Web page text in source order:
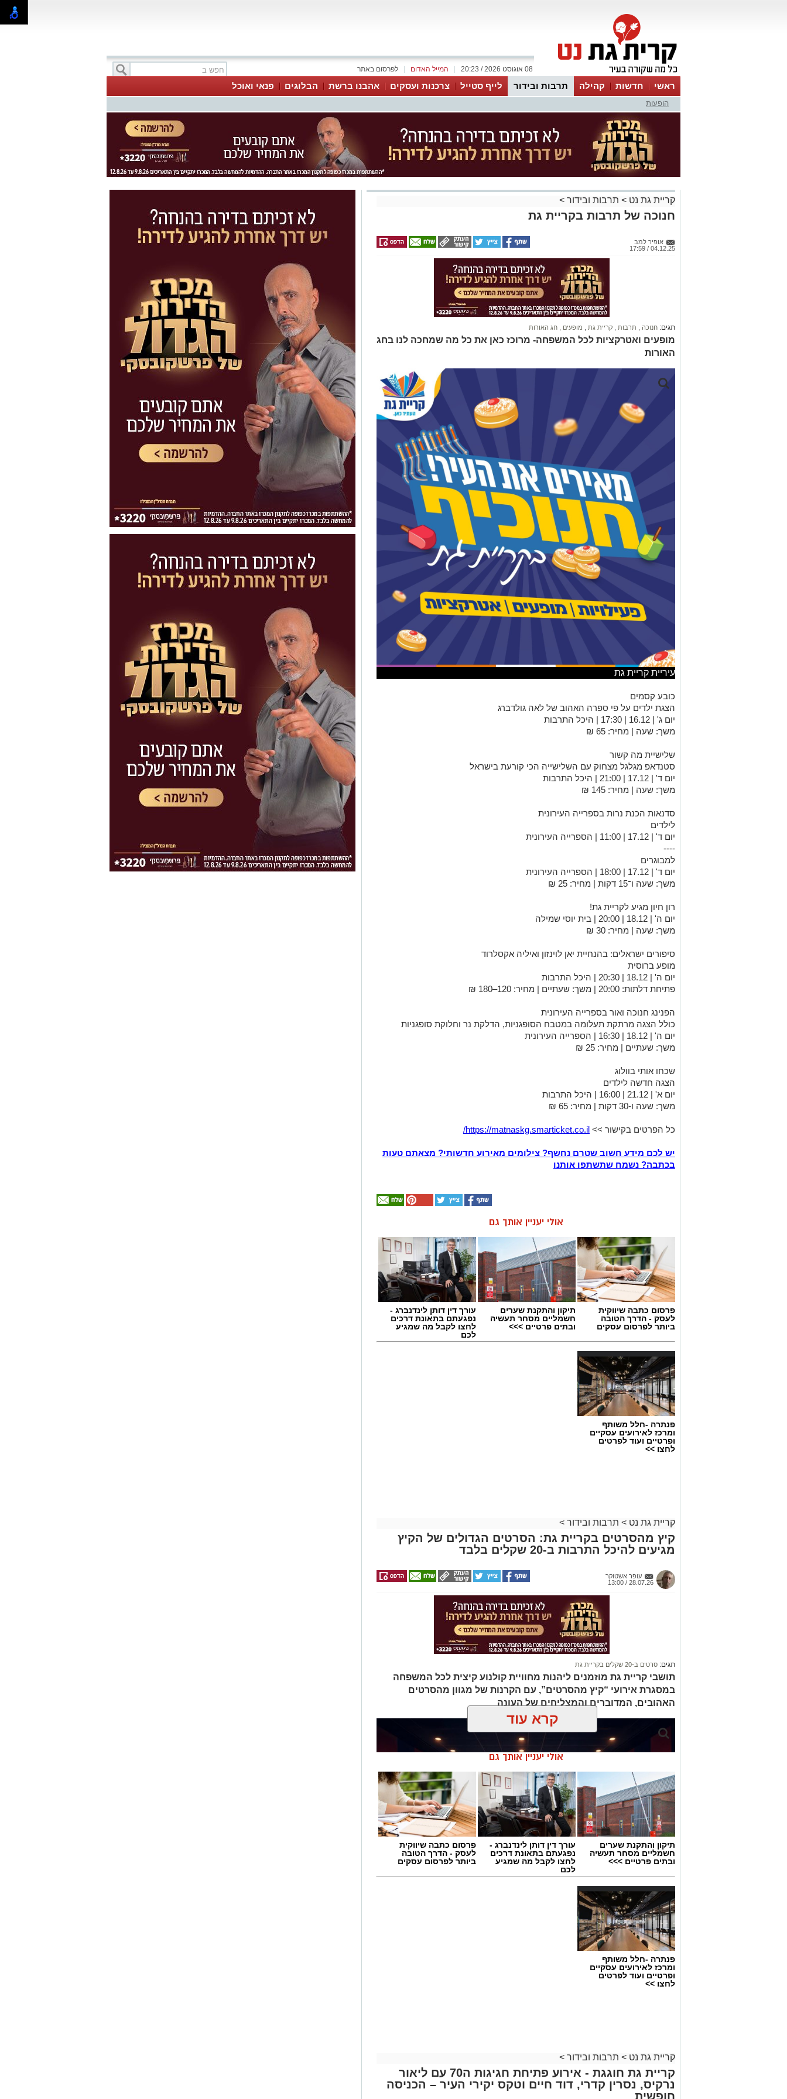
לפרסום באתר המייל האדום 08 אוגוסט 2026 / 20:23
ראשי חדשות קהילה תרבות ובידור לייף סטייל צרכנות ועסקים אהבנו ברשת הבלוגים פנאי ואוכל
הופעות
קריית גת נט > תרבות ובידור >
חנוכה של תרבות בקריית גת
אופיר למב
04.12.25 / 17:59
תגים: חנוכה תרבות קריית גת מופעים חג האורות
מופעים ואטרקציות לכל המשפחה- מרוכז כאן את כל מה שמחכה לנו בחג
האורות
עיריית קריית גת
כובע קסמים
הצגת ילדים על פי ספרה האהוב של לאה גולדברג
יום ג' | 16.12 | 17:30 | היכל התרבות
משך: שעה | מחיר: 65 ₪
שלישיית מה קשור
סטנדאפ מגלגל מצחוק עם השלישייה הכי קורעת בישראל
יום ד' | 17.12 | 21:00 | היכל התרבות
משך: שעה | מחיר: 145 ₪
סדנאות הכנת נרות בספרייה העירונית
לילדים
יום ד' | 17.12 | 11:00 | הספרייה העירונית
----
למבוגרים
יום ד' | 17.12 | 18:00 | הספרייה העירונית
משך: שעה ו־15 דקות | מחיר: 25 ₪
רון חיון מגיע לקריית גת!
יום ה' | 18.12 | 20:00 | בית יוסי שמילה
משך: שעה | מחיר: 30 ₪
סיפורים ישראלים: בהנחיית יאן לוינזון ואיליה אקסלרוד
מופע ברוסית
יום ה' | 18.12 | 20:30 | היכל התרבות
פתיחת דלתות: 20:00 | משך: שעתיים | מחיר: 120–180 ₪
הפנינג חנוכה ואור בספרייה העירונית
כולל הצגה מרתקת תעלומה במטבח הסופגניות, הדלקת נר וחלוקת סופגניות
יום ה' | 18.12 | 16:30 | הספרייה העירונית
משך: שעתיים | מחיר: 25 ₪
שכחו אותי בוולוג
הצגה חדשה לילדים
יום א' | 21.12 | 16:00 | היכל התרבות
משך: שעה ו-30 דקות | מחיר: 65 ₪
כל הפרטים בקישור >> https://matnaskg.smarticket.co.il/
יש לכם מידע חשוב שטרם נחשף? צילומים מאירוע חדשותי? מצאתם טעות
בכתבה? נשמח שתשתפו אותנו
אולי יעניין אותך גם
פרסום כתבה שיווקית
לעסק - הדרך הטובה
ביותר לפרסום עסקים
תיקון והתקנת שערים
חשמליים מסחר תעשיה
ובתים פרטיים >>>
עורך דין דותן לינדנברג -
נפגעתם בתאונת דרכים
לחצו לקבל מה שמגיע
לכם
פנתרה -חלל משותף
ומרכז לאירועים עסקיים
ופרטיים ועוד לפרטים
לחצו >>
קריית גת נט > תרבות ובידור >
קיץ מהסרטים בקריית גת: הסרטים הגדולים של הקיץ
מגיעים להיכל התרבות ב-20 שקלים בלבד
עופר אשטוקר
28.07.26 / 13:00
תגים: סרטים ב-20 שקלים בקריית גת
תושבי קריית גת מוזמנים ליהנות מחוויית קולנוע קיצית לכל המשפחה
במסגרת אירועי “קיץ מהסרטים”, עם הקרנות של מגוון מהסרטים
האהובים, המדוברים והמצליחים של העונה
אילוסטרציה קולנוע
במהלך הקיץ יוקרנו בהיכל התרבות קריית גת סרטים לכל הגילים, באווירה ממוזגת
https://did.li/2Xa1H
קרא עוד
אולי יעניין אותך גם
תיקון והתקנת שערים
חשמליים מסחר תעשיה
ובתים פרטיים >>>
עורך דין דותן לינדנברג -
נפגעתם בתאונת דרכים
לחצו לקבל מה שמגיע
לכם
פרסום כתבה שיווקית
לעסק - הדרך הטובה
ביותר לפרסום עסקים
פנתרה -חלל משותף
ומרכז לאירועים עסקיים
ופרטיים ועוד לפרטים
לחצו >>
קריית גת נט > תרבות ובידור >
קריית גת חוגגת - אירוע פתיחת חגיגות ה70 עם ליאור
נרקיס, נסרין קדרי, דוד חיים וטקס יקירי העיר – הכניסה
חופשית